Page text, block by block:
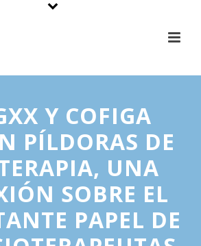
Y COFIGA
PÍLDORAS DE
UNA
SOBRE EL
PAPEL DE